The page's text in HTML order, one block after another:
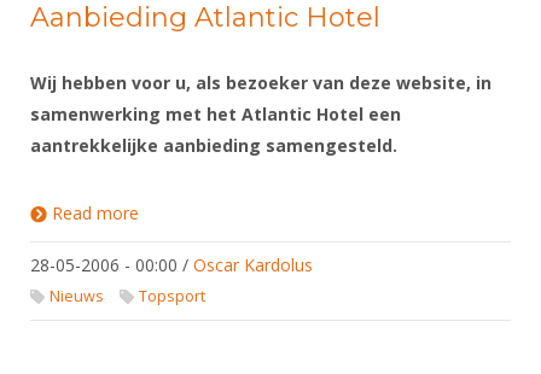
Aanbieding Atlantic Hotel
Wij hebben voor u, als bezoeker van deze website, in
samenwerking met het Atlantic Hotel een
aantrekkelijke aanbieding samengesteld.
Read more
28-05-2006 - 00:00 / Oscar Kardolus
Nieuws Topsport